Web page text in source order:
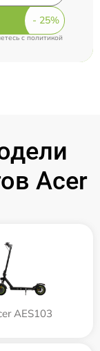
cполитикой
Acer
AES103